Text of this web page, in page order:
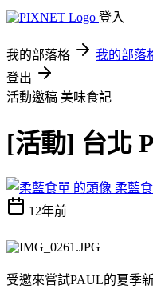
登入
我的部落格 我的部落
登出
活動邀稿 美味食記
[活動] 台北
柔藍
12年前
受邀來嘗試PAUL的夏季